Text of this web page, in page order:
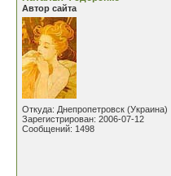
Автор сайта
Откуда: Днепропетровск (Украина)
Зарегистрирован: 2006-07-12
Сообщений: 1498